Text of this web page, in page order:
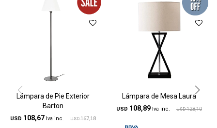
Lámpara de Pie Exterior
Barton
USD 108,67 USD 167,18
Lámpara de Mesa Laura
USD 108,89 USD 128,10